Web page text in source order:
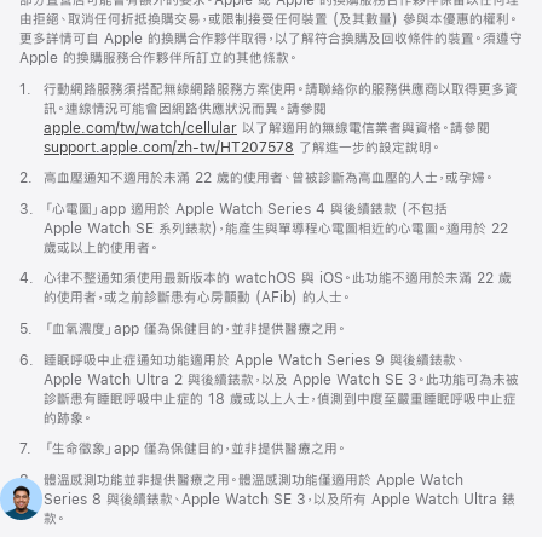
由拒絕、取消任何折抵換購交易，或限制接受任何裝置 (及其數量) 參與本優惠的權利。
更多詳情可自 Apple 的換購合作夥伴取得，以了解符合換購及回收條件的裝置。須遵守
Apple 的換購服務合作夥伴所訂立的其他條款。
註
1.
行動網路服務須搭配無線網路服務方案使用。請聯絡你的服務供應商以取得更多資
訊。連線情況可能會因網路供應狀況而異。請參閱
apple.com/tw/watch/cellular 以了解適用的無線電信業者與資格。請參閱
support.apple.com/zh-tw/HT207578 (以
視
窗
開
了解進一步的設定說明。
註
2. 高血壓通知不適用於未滿 22 歲的使用者、曾被診斷為高血壓的人士，或孕婦。
註
3.
「心電圖」app 適用於 Apple Watch Series 4 與後續錶款 (不包括
Apple Watch SE 系列錶款)，能產生與單導程心電圖相近的心電圖。適用於 22
歲或以上的使用者。
註
4.
心律不整通知須使用最新版本的 watchOS 與 iOS。此功能不適用於未滿 22 歲
的使用者，或之前診斷患有心房顫動 (AFib) 的人士。
註
5. 「血氧濃度」app 僅為保健目的，並非提供醫療之用。
註
6.
睡眠呼吸中止症通知功能適用於 Apple Watch Series 9 與後續錶款、
Apple Watch Ultra 2 與後續錶款，以及 Apple Watch SE 3。此功能可為未被
診斷患有睡眠呼吸中止症的 18 歲或以上人士，偵測到中度至嚴重睡眠呼吸中止症
的跡象。
註
7. 「生命徵象」app 僅為保健目的，並非提供醫療之用。
註
腳
8.
體溫感測功能並非提供醫療之用。體溫感測功能僅適用於 Apple Watch
Series 8 與後續錶款、Apple Watch SE 3，以及所有 Apple Watch Ultra 錶
款。